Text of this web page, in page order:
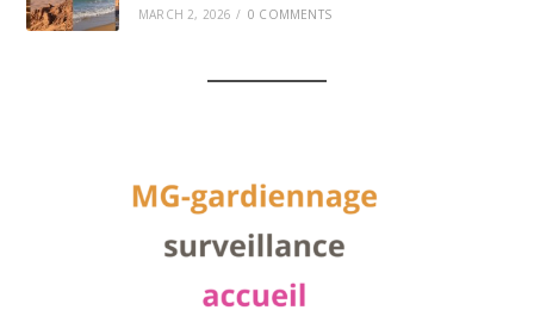
MARCH 2, 2026 / 0 COMMENTS